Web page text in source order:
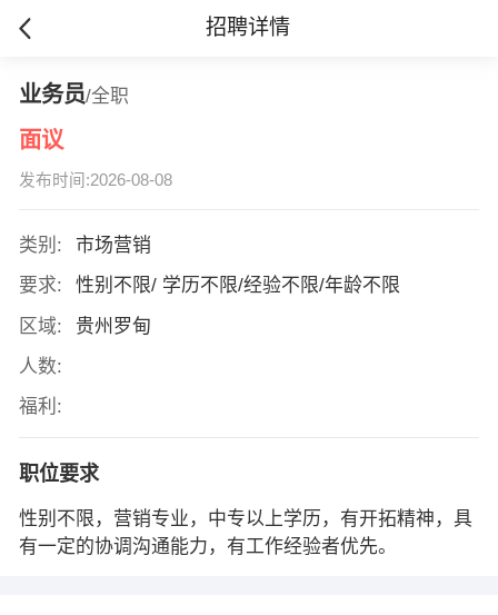
招聘详情
业务员/全职
面议
发布时间:2026-08-08
类别:
市场营销
要求:
性别不限/ 学历不限/经验不限/年龄不限
区域:
贵州罗甸
人数:
福利:
职位要求
性别不限，营销专业，中专以上学历，有开拓精神，具
有一定的协调沟通能力，有工作经验者优先。